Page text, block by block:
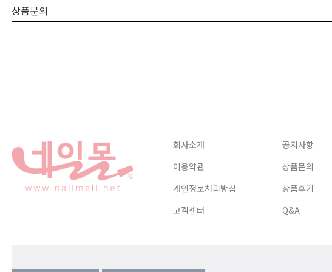
상품문의
회사소개
이용약관
개인정보처리방침
고객센터
공지사항
상품문의
상품후기
Q&A